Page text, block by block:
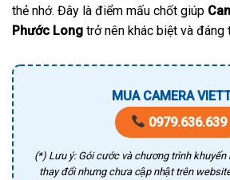
thẻ nhớ. Đây là điểm mấu chốt giúp
Phước Long trở nên khác biệt và đáng
MUA CAMERA
0979.636.639
(*) Lưu ý: Gói cước và chương trình
thay đổi nhưng chưa cập nhật trên